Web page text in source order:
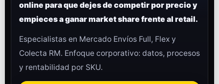
online para que dejes de competir por precio y
empieces a ganar market share frente al retail.
Especialistas en Mercado Envíos Full, Flex y
Colecta RM. Enfoque corporativo: datos, procesos
y rentabilidad por SKU.